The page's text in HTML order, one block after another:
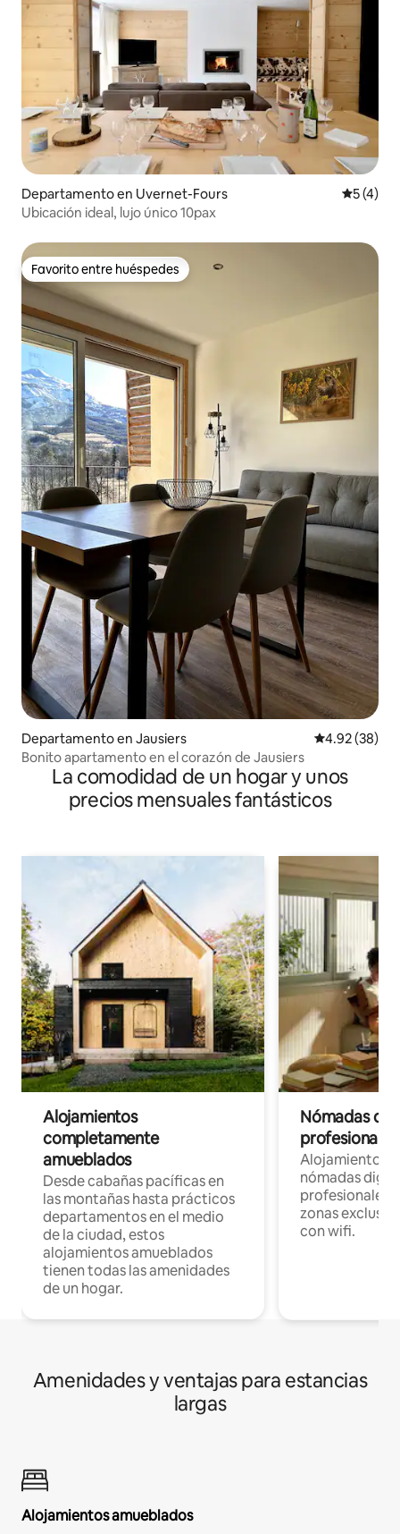
Departamento en Uvernet-Fours
5 (4)
Ubicación ideal, lujo único 10pax
Favorito entre huéspedes
Favorito entre huéspedes
Departamento en Jausiers Calificación
4.92 (38)
Bonito apartamento en el corazón de Jausiers
La comodidad de un hogar y unos
precios mensuales fantásticos
Alojamientos
completamente
amueblados
Desde cabañas pacíficas en
las montañas hasta prácticos
departamentos en el medio
de la ciudad, estos
alojamientos amueblados
tienen todas las amenidades
de un hogar.
Nómadas
Alojamientos
nómadas
profesionales
zonas
con wifi.
Amenidades y ventajas para estancias
largas
Alojamientos amueblados